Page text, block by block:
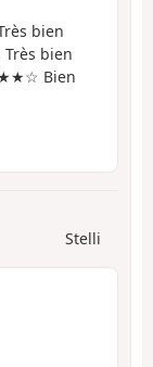
bien
bien
Bien
Stelli